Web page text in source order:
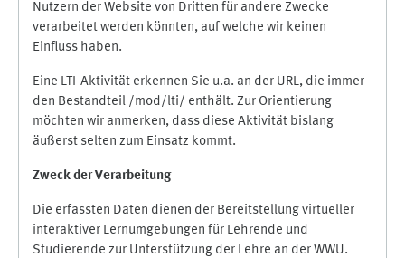
Nutzern der Website von Dritten für andere Zwecke
verarbeitet werden könnten, auf welche wir keinen
Einfluss haben.
Eine LTI-Aktivität erkennen Sie u.a. an der URL, die immer
den Bestandteil /mod/lti/ enthält. Zur Orientierung
möchten wir anmerken, dass diese Aktivität bislang
äußerst selten zum Einsatz kommt.
Zweck der Verarbeitung
Die erfassten Daten dienen der Bereitstellung virtueller
interaktiver Lernumgebungen für Lehrende und
Studierende zur Unterstützung der Lehre an der WWU.